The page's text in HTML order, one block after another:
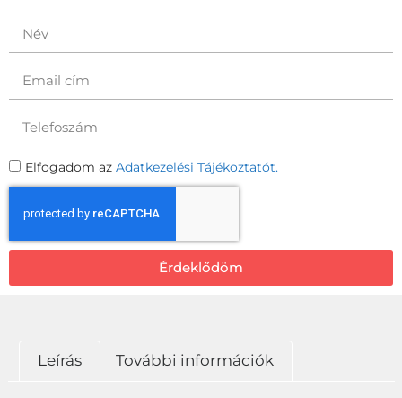
Elfogadom az Adatkezelési Tájékoztatót.
Érdeklődöm
Leírás További információk